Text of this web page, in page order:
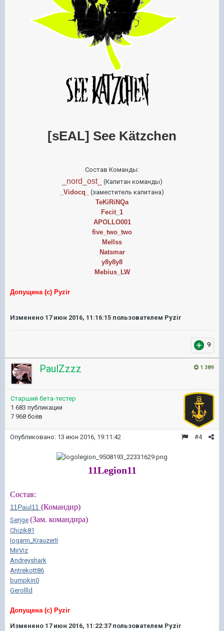
[sEAL] See Kätzchen
Состав Команды:
_nord_ost_
(Капитан команды)
_Vidocq_
(заместитель капитана)
TeKiRiNQa
Fecit_1
APOLLO001
five_two_two
Mellss
Natsmar
y8y8y8
Mebius_LW
Допущена (с) Pyzir
Изменено 17 июн 2016, 11:16:15 пользователем Pyzir
9
1 389
PaulZzzz
Старший бета-тестер
1 683 публикации
7 968 боёв
#4
Опубликовано: 13 июн 2016, 19:11:42
11Legion11
Состав:
11Paul11 (Командир)
Serjge (Зам. командира)
Chizik81
Iogann_KrauzerII
MirViz
Andreyshark
Antrekott86
bumpkin0
Gerollld
Допущена (с) Pyzir
Изменено 17 июн 2016, 11:22:37пользователем Pyzir